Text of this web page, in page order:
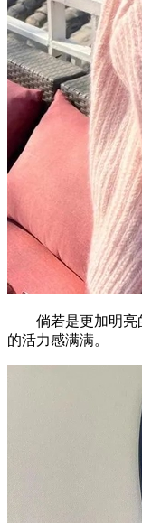
倘若是更加明亮
的活力感满满。